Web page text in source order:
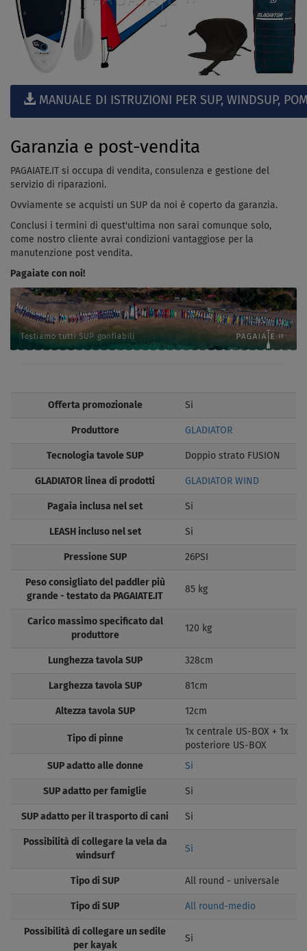
MANUALE DI ISTRUZIONI PER SUP, WINDSUP,
Garanzia e post-vendita
PAGAIATE.IT si occupa di vendita, consulenza e gestione del
servizio di riparazioni.
Ovviamente se acquisti un SUP da noi è coperto da garanzia.
Conclusi i termini di quest'ultima non sarai comunque solo,
come nostro cliente avrai condizioni vantaggiose per la
manutenzione post vendita.
Pagaiate con noi!
Offerta promozionale Si
Produttore GLADIATOR
Tecnologia tavole SUP Doppio strato FUSION
GLADIATOR linea di prodotti GLADIATOR WIND
Pagaia inclusa nel set Si
LEASH incluso nel set Si
Pressione SUP 26PSI
Peso consigliato del paddler più
grande - testato da PAGAIATE.IT
85 kg
Carico massimo specificato dal
produttore
120 kg
Lunghezza tavola SUP 328cm
Larghezza tavola SUP 81cm
Altezza tavola SUP 12cm
Tipo di pinne
1x centrale US-BOX + 1x
posteriore US-BOX
SUP adatto alle donne Si
SUP adatto per famiglie Si
SUP adatto per il trasporto di cani Si
Possibilità di collegare la vela da
windsurf
Si
Tipo di SUP All round - universale
Tipo di SUP All round-medio
Possibilità di collegare un sedile
per kayak
Si